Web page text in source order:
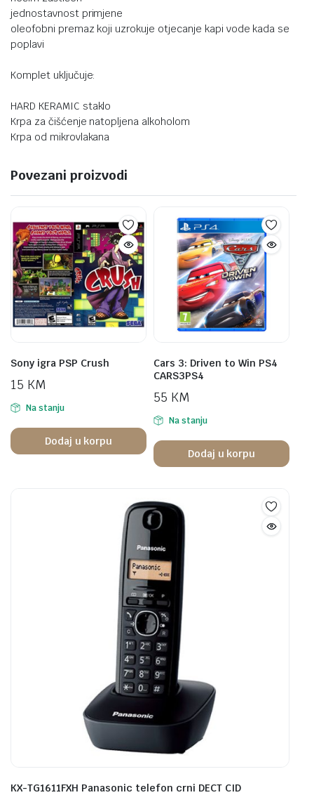
jednostavnost primjene
oleofobni premaz koji uzrokuje otjecanje kapi vode kada se
poplavi
Komplet uključuje:
HARD KERAMIC staklo
Krpa za čišćenje natopljena alkoholom
Krpa od mikrovlakana
Povezani proizvodi
Sony igra PSP Crush
15 KM
Na stanju
Dodaj u korpu
Cars 3: Driven to Win PS4
CARS3PS4
55 KM
Na stanju
Dodaj u korpu
KX-TG1611FXH Panasonic telefon crni DECT CID